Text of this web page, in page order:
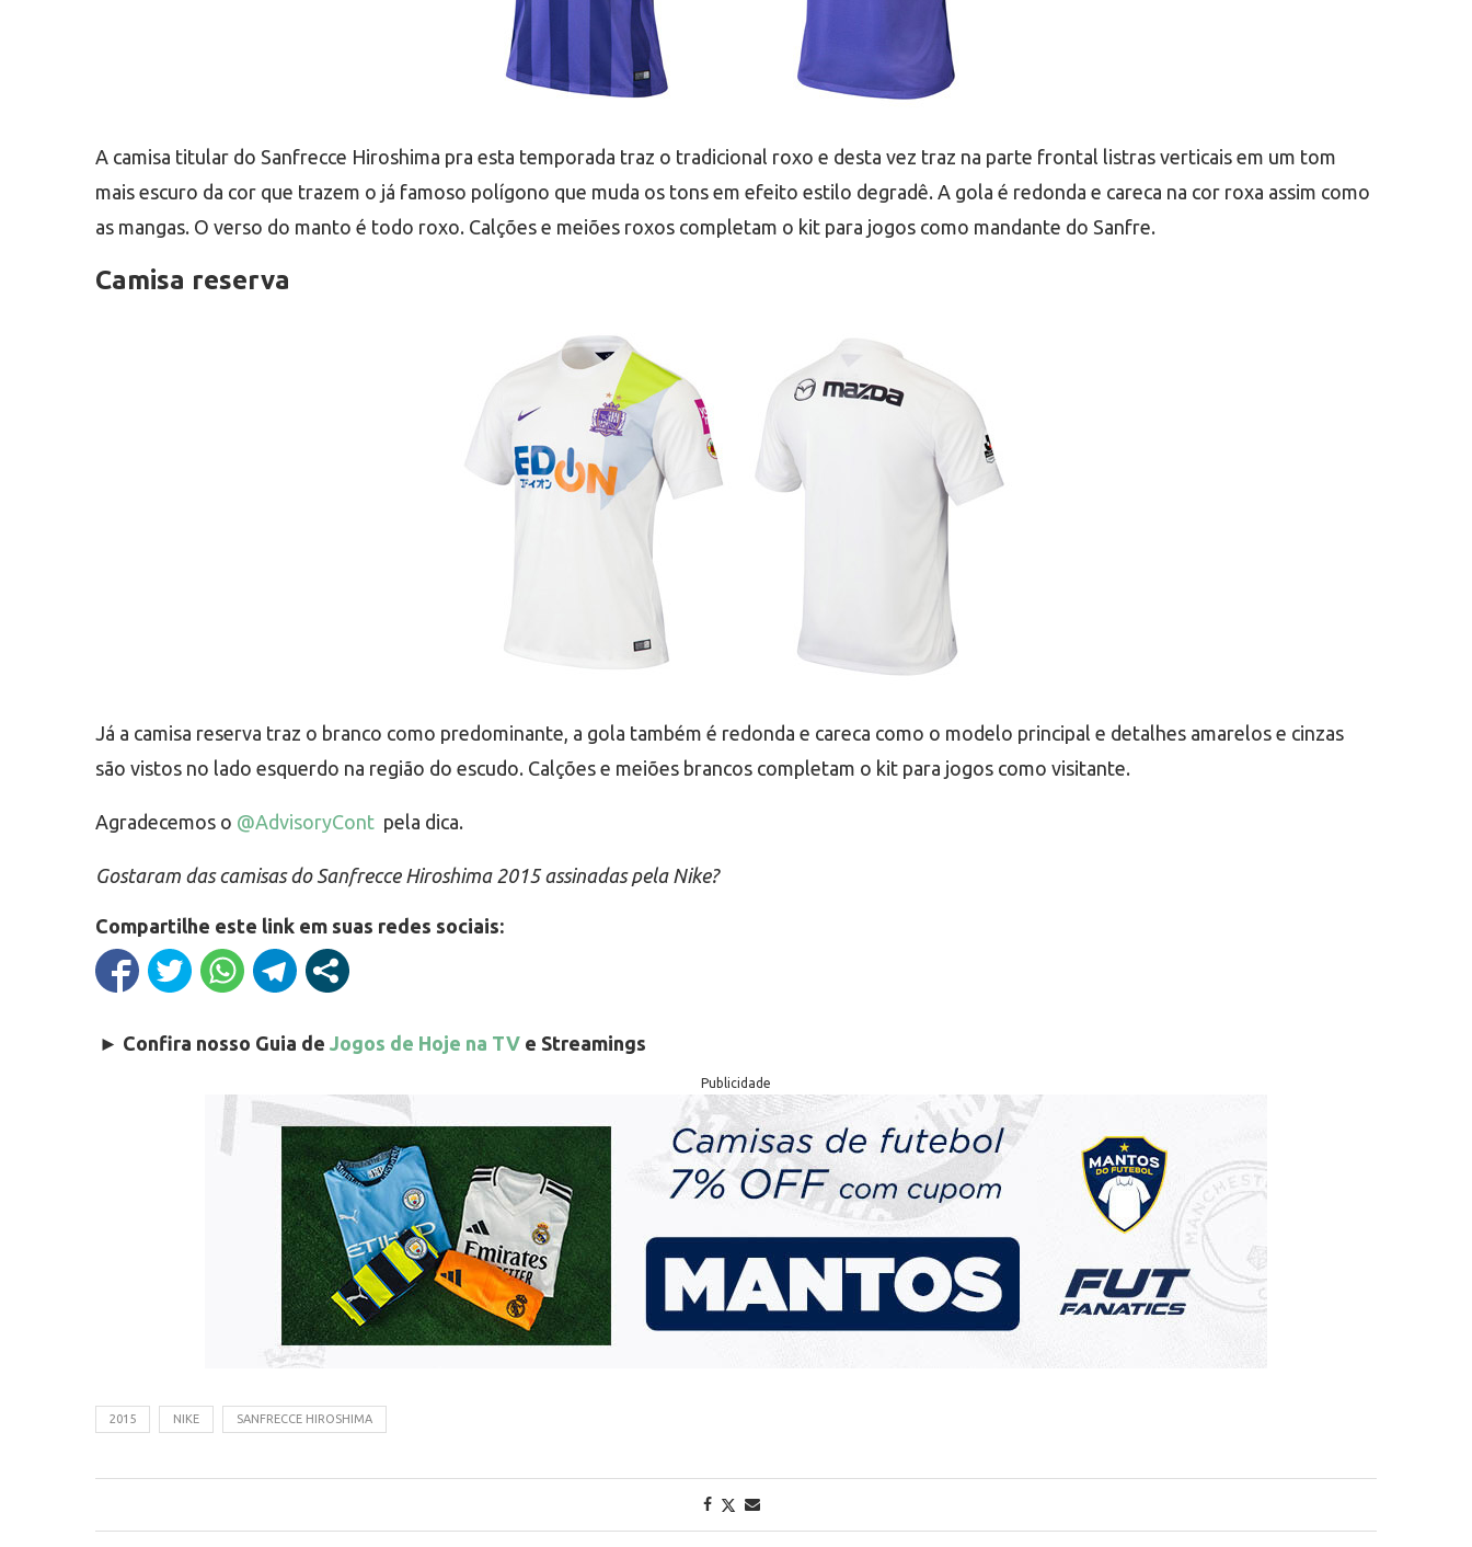
A camisa titular do Sanfrecce Hiroshima pra esta temporada traz o tradicional roxo e desta vez traz na parte frontal listras verticais em um tom
mais escuro da cor que trazem o já famoso polígono que muda os tons em efeito estilo degradê. A gola é redonda e careca na cor roxa assim como
as mangas. O verso do manto é todo roxo. Calções e meiões roxos completam o kit para jogos como mandante do Sanfre.
Camisa reserva
Já a camisa reserva traz o branco como predominante, a gola também é redonda e careca como o modelo principal e detalhes amarelos e cinzas
são vistos no lado esquerdo na região do escudo. Calções e meiões brancos completam o kit para jogos como visitante.
Agradecemos o @AdvisoryCont pela dica.
Gostaram das camisas do Sanfrecce Hiroshima 2015 assinadas pela Nike?
Compartilhe este link em suas redes sociais:
► Confira nosso Guia de Jogos de Hoje na TV e Streamings
Publicidade
2015 NIKE SANFRECCE HIROSHIMA